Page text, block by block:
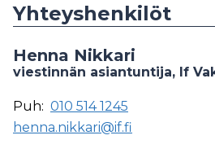
Yhteyshenkilöt
Henna Nikkari
viestinnän asiantuntija, If
Puh: 010 514 1245
henna.nikkari@if.fi